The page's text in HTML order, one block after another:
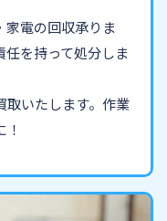
家電の回収承りま
を持って処分しま
取いたします。作業